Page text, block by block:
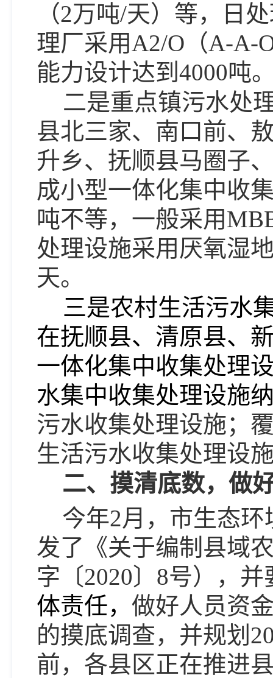
（2万吨/天）等，日
理厂采用A2/O（A-A-
能力设计达到4000吨
二是重点镇污水处
县北三家、南口前、
升乡、抚顺县马圈子
成小型一体化集中收
吨不等，一般采用
处理设施采用厌氧湿
天。
三是农村生活污水
在抚顺县、清原县、
一体化集中收集处理
水集中收集处理设施
污水收集处理设施；
生活污水收集处理设
二、摸清底数，做
今年2月，市生态
发了《关于编制县域
字〔2020〕8号），
体责任， 做好人员资
的摸底调查，并规划
前，各县区正在推进